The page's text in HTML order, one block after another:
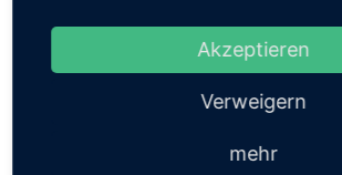
Akzeptieren
Verweigern
mehr